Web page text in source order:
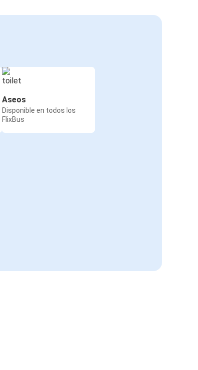
Aseos
Disponible en todos los
FlixBus